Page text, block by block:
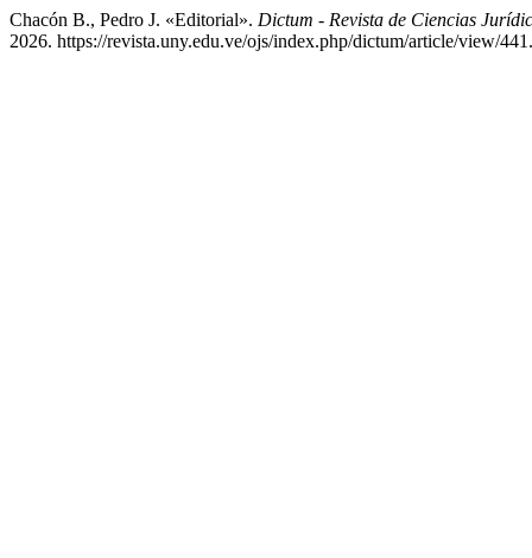
Chacón B., Pedro J. «Editorial». Dictum - Revista de Ciencias
2026. https://revista.uny.edu.ve/ojs/index.php/dictum/article/view/441.